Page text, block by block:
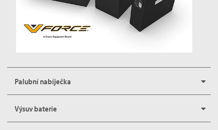
Palubní nabíječka
Výsuv baterie